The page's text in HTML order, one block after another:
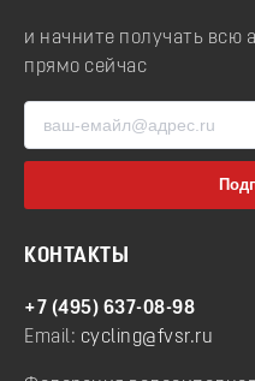
и начните получать
прямо сейчас
КОНТАКТЫ
+7 (495) 637-08-98
Email: cycling@fvsr.ru